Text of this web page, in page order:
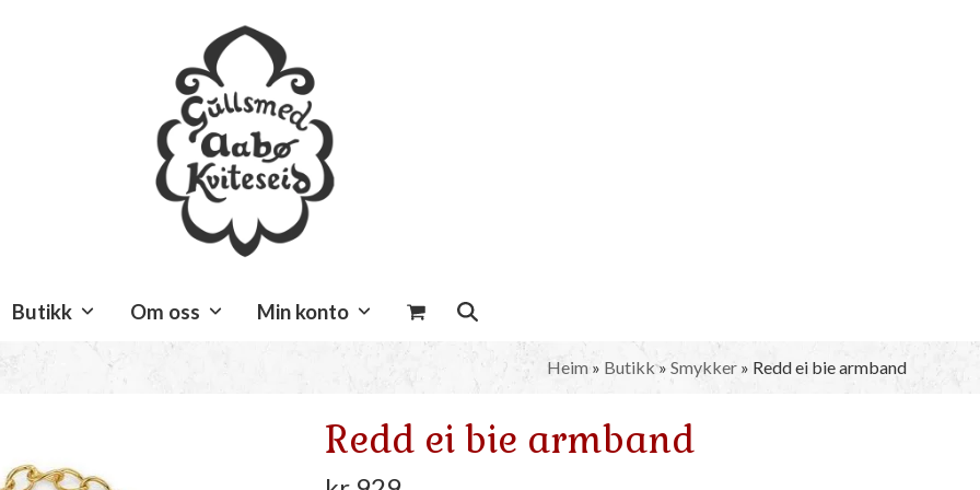
Butikk Om oss Min konto
Heim» Butikk» Smykker» Redd ei bie armband
Redd ei bie armband